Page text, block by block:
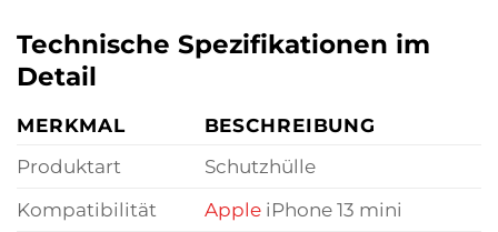
Technische Spezifikationen im
Detail
MERKMAL
BESCHREIBUNG
Produktart
Schutzhülle
Kompatibilität
AppleiPhone 13 mini